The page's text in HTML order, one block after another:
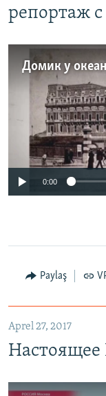
репортаж
No
0:00
Paylaş
Aprel 27, 2017
Настоящее